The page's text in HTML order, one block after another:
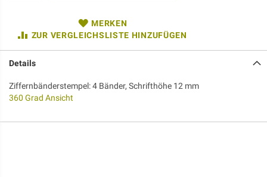
MERKEN
ZUR VERGLEICHSLISTE HINZUFÜGEN
Details
Ziffernbänderstempel: 4 Bänder, Schrifthöhe 12 mm
360 Grad Ansicht